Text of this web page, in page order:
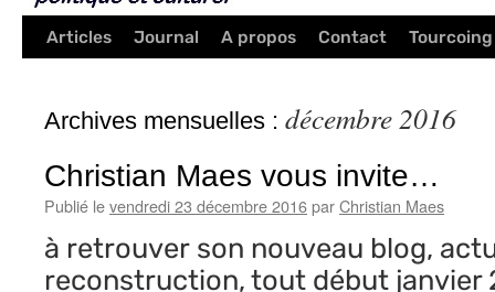
Articles Journal A propos Contact Tourcoing
Archives mensuelles : décembre 2016
Christian Maes vous invite…
Publié levendredi 23 décembre 2016parChristian Maes
à retrouver son nouveau blog,
reconstruction, tout début janvier